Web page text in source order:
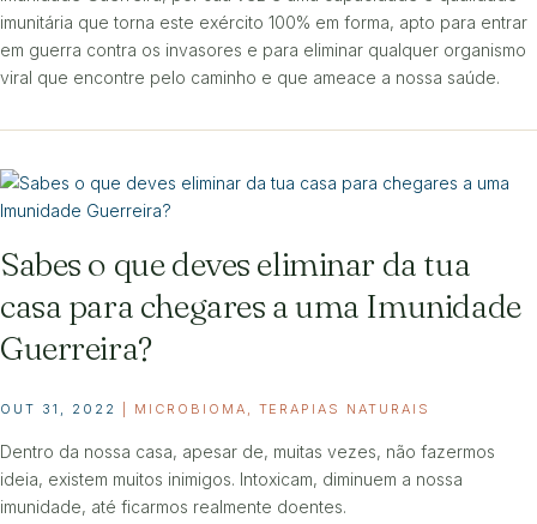
imunitária que torna este exército 100% em forma, apto para entrar
em guerra contra os invasores e para eliminar qualquer organismo
viral que encontre pelo caminho e que ameace a nossa saúde.
Sabes o que deves eliminar da tua
casa para chegares a uma Imunidade
Guerreira?
OUT 31, 2022 MICROBIOMA , TERAPIAS NATURAIS
Dentro da nossa casa, apesar de, muitas vezes, não fazermos
ideia, existem muitos inimigos. Intoxicam, diminuem a nossa
imunidade, até ficarmos realmente doentes.